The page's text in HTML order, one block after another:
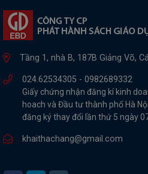
Tầng 1, nhà B, 187B Giảng Võ,
024.62534305 - 0982689332
Giấy chứng nhận đăng kí kinh
hoach và Đầu tư thành phố Hà
đăng ký thay đổi lần thứ 5 ngày
khaithachang@gmail.com